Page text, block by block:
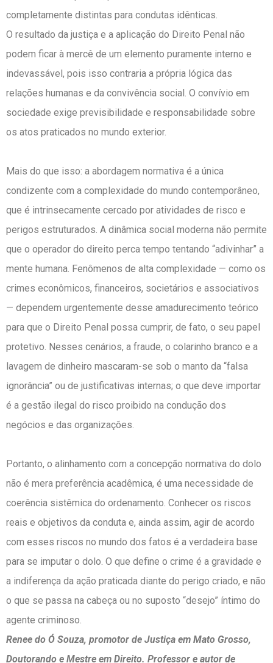
completamente distintas para condutas idênticas.
O resultado da justiça e a aplicação do Direito Penal não
podem ficar à mercê de um elemento puramente interno e
indevassável, pois isso contraria a própria lógica das
relações humanas e da convivência social. O convívio em
sociedade exige previsibilidade e responsabilidade sobre
os atos praticados no mundo exterior.
Mais do que isso: a abordagem normativa é a única
condizente com a complexidade do mundo contemporâneo,
que é intrinsecamente cercado por atividades de risco e
perigos estruturados. A dinâmica social moderna não permite
que o operador do direito perca tempo tentando “adivinhar” a
mente humana. Fenômenos de alta complexidade — como os
crimes econômicos, financeiros, societários e associativos
— dependem urgentemente desse amadurecimento teórico
para que o Direito Penal possa cumprir, de fato, o seu papel
protetivo. Nesses cenários, a fraude, o colarinho branco e a
lavagem de dinheiro mascaram-se sob o manto da “falsa
ignorância” ou de justificativas internas; o que deve importar
é a gestão ilegal do risco proibido na condução dos
negócios e das organizações.
Portanto, o alinhamento com a concepção normativa do dolo
não é mera preferência acadêmica, é uma necessidade de
coerência sistêmica do ordenamento. Conhecer os riscos
reais e objetivos da conduta e, ainda assim, agir de acordo
com esses riscos no mundo dos fatos é a verdadeira base
para se imputar o dolo. O que define o crime é a gravidade e
a indiferença da ação praticada diante do perigo criado, e não
o que se passa na cabeça ou no suposto “desejo” íntimo do
agente criminoso.
Renee do Ó Souza, promotor de Justiça em Mato Grosso,
Doutorando e Mestre em Direito. Professor e autor de